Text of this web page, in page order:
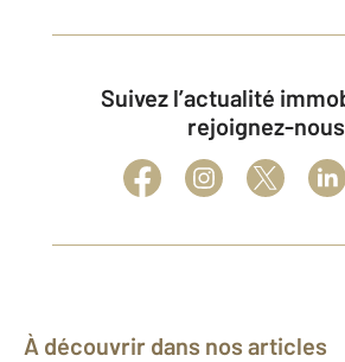
Suivez l’actualité immobilière et
rejoignez-nous
À découvrir dans nos articles